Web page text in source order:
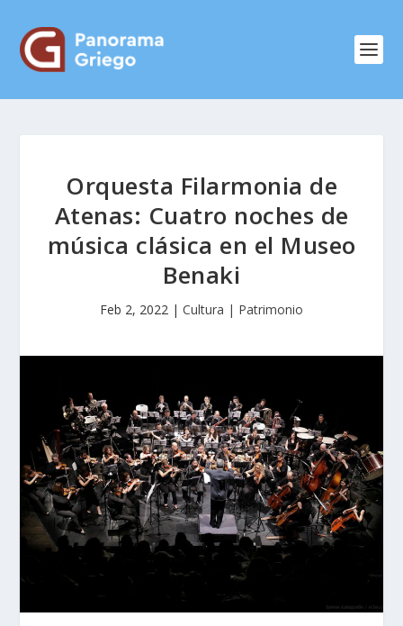
Orquesta Filarmonia de
Atenas: Cuatro noches de
música clásica en el Museo
Benaki
Feb 2, 2022 | Cultura | Patrimonio